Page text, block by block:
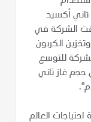
ثاني أكسيد
الشركة في
وتخزين الكربون
للتوسع
تقارب 6 مرات في حجم غاز ثاني
العالم